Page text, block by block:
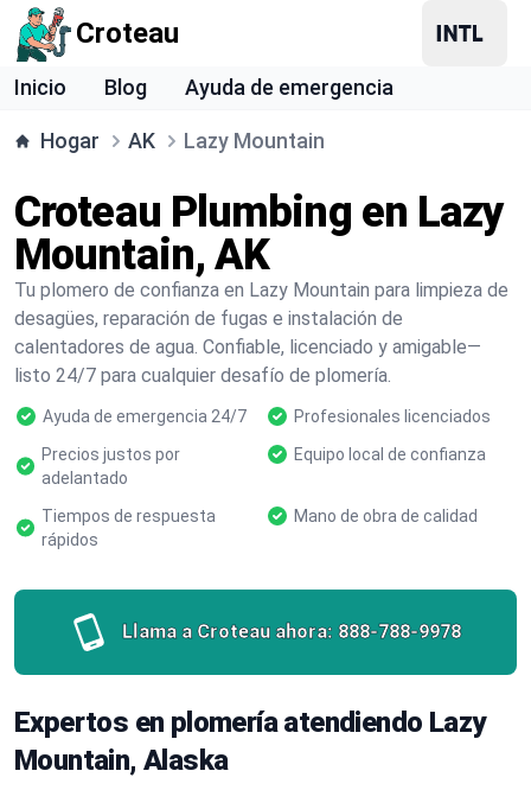
Croteau
Inicio Blog Ayuda de emergencia
Hogar AK Lazy Mountain
Croteau Plumbing en Lazy
Mountain, AK
Tu plomero de confianza en Lazy Mountain para limpieza de
desagües, reparación de fugas e instalación de
calentadores de agua. Confiable, licenciado y amigable—
listo 24/7 para cualquier desafío de plomería.
Ayuda de emergencia 24/7
Profesionales licenciados
Precios justos por
adelantado
Equipo local de confianza
Tiempos de respuesta
rápidos
Mano de obra de calidad
Llama a Croteau ahora: 888-788-9978
Expertos en plomería atendiendo Lazy
Mountain, Alaska